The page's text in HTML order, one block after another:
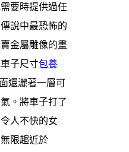
要時提供過任
說中最恐怖的
金屬雕像的畫
子尺寸包養
還灑著一層可
。將車子打了
人不快的女
限趨近於